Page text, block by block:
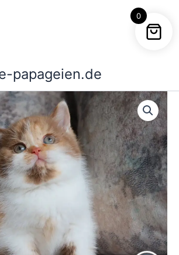
papageien.de
0